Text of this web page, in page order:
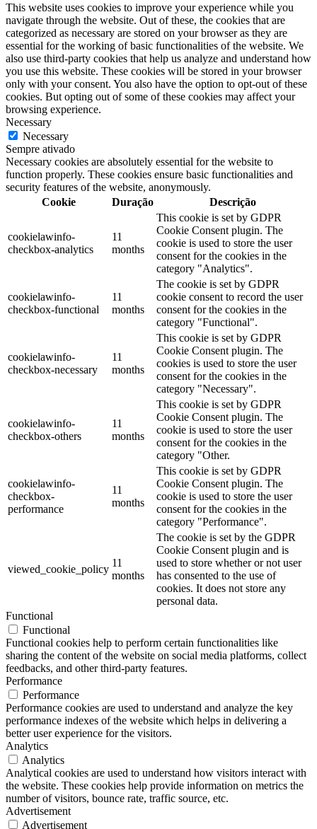
This website uses cookies to improve your experience while you
navigate through the website. Out of these, the cookies that are
categorized as necessary are stored on your browser as they are
essential for the working of basic functionalities of the website. We
also use third-party cookies that help us analyze and understand how
you use this website. These cookies will be stored in your browser
only with your consent. You also have the option to opt-out of these
cookies. But opting out of some of these cookies may affect your
browsing experience.
Necessary
Necessary
Sempre ativado
Necessary cookies are absolutely essential for the website to
function properly. These cookies ensure basic functionalities and
security features of the website, anonymously.
Cookie
Duração Descrição
cookielawinfo-
checkbox-analytics
11
months
This cookie is set by GDPR
Cookie Consent plugin. The
cookie is used to store the user
consent for the cookies in the
category "Analytics".
cookielawinfo-
checkbox-functional
11
months
The cookie is set by GDPR
cookie consent to record the user
consent for the cookies in the
category "Functional".
cookielawinfo-
checkbox-necessary
11
months
This cookie is set by GDPR
Cookie Consent plugin. The
cookies is used to store the user
consent for the cookies in the
category "Necessary".
cookielawinfo-
checkbox-others
11
months
This cookie is set by GDPR
Cookie Consent plugin. The
cookie is used to store the user
consent for the cookies in the
category "Other.
cookielawinfo-
checkbox-
performance
11
months
This cookie is set by GDPR
Cookie Consent plugin. The
cookie is used to store the user
consent for the cookies in the
category "Performance".
viewed_cookie_policy
11
months
The cookie is set by the GDPR
Cookie Consent plugin and is
used to store whether or not user
has consented to the use of
cookies. It does not store any
personal data.
Functional
Functional
Functional cookies help to perform certain functionalities like
sharing the content of the website on social media platforms, collect
feedbacks, and other third-party features.
Performance
Performance
Performance cookies are used to understand and analyze the key
performance indexes of the website which helps in delivering a
better user experience for the visitors.
Analytics
Analytics
Analytical cookies are used to understand how visitors interact with
the website. These cookies help provide information on metrics the
number of visitors, bounce rate, traffic source, etc.
Advertisement
Advertisement